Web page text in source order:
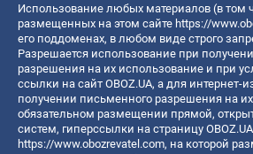
Использование любых материалов (в том
размещенных на этом сайте https://
его поддоменах, в любом виде строго
Разрешается использование при
разрешения на их использование и при
ссылки на сайт OBOZ.UA, а для интернет-
получении письменного разрешения на
обязательном размещении прямой,
систем, гиперссылки на страницу
https://www.obozrevatel.com, на которой